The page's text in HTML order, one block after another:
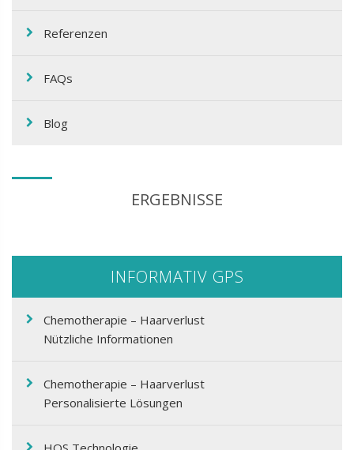
Referenzen
FAQs
Blog
ERGEBNISSE
INFORMATIV GPS
Chemotherapie – Haarverlust
Nützliche Informationen
Chemotherapie – Haarverlust
Personalisierte Lösungen